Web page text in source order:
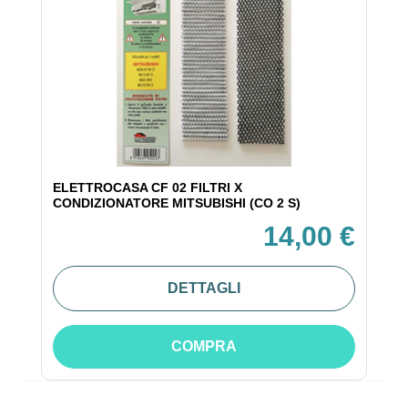
ELETTROCASA CF 02 FILTRI X
CONDIZIONATORE MITSUBISHI (CO 2 S)
14,00 €
DETTAGLI
COMPRA